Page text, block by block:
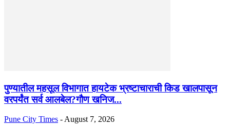
पुण्यातील महसूल विभागात हायटेक भ्रष्टाचाराची किड खालपासून
वरपर्यंत सर्व आलबेल?गौण खनिज...
Pune City Times - August 7, 2026